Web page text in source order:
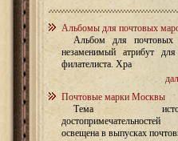
Альбомы для почтовых
Альбом для
незаменимый атрибут
филателиста. Хра
Почтовые марки Москвы
Тема
освещена в выпусках